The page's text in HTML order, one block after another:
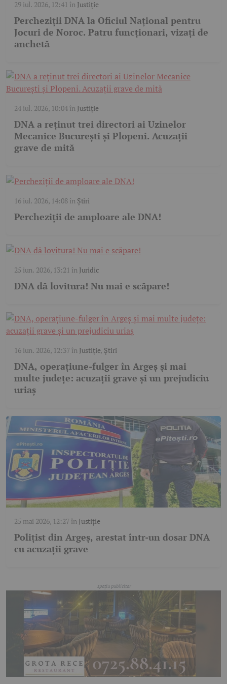
29 iul. 2026, 12:41 în Justiție
Percheziții DNA la Oficiul Național pentru
Jocuri de Noroc. Patru funcționari, vizați de
anchetă
24 iul. 2026, 10:04în Justiție
DNA a reținut trei directori ai Uzinelor
Mecanice București și Plopeni. Acuzații
grave de mită
16 iul. 2026, 14:08în Știri
Percheziții de amploare ale DNA!
25 iun. 2026, 13:21 în Juridic
DNA dă lovitura! Nu mai e scăpare!
16 iun. 2026, 12:37în Justiție, Știri
DNA, operațiune-fulger în Argeș și mai
multe județe: acuzații grave și un prejudiciu
uriaș
25 mai 2026, 12:27în Justiție
Polițist din Argeș, arestat într-un dosar DNA
cu acuzații grave